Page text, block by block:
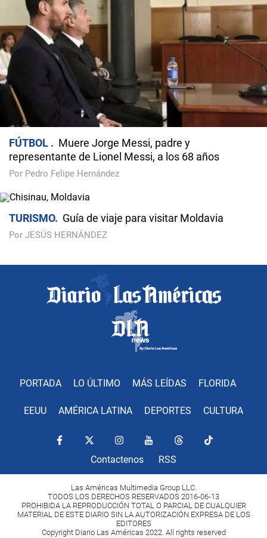
FÚTBOL
Muere Jorge Messi, padre y
representante de Lionel Messi, a los 68 años
Por Pedro Felipe Hernández
TURISMO Guía de viaje para visitar Moldavia
Por JESÚS HERNÁNDEZ
PORTADA LO ÚLTIMO MÁS LEÍDAS FLORIDA
EEUU AMÉRICA LATINA DEPORTES CULTURA
Contactenos RSS
Las Américas Multimedia Group LLC.
TODOS LOS DERECHOS RESERVADOS 2016-06-13
PROHIBIDA LA REPRODUCCIÓN TOTAL O PARCIAL DE CUALQUIER
MATERIAL DE ESTE DIARIO SIN LA AUTORIZACIÓN EXPRESA DE LOS
EDITORES
Copyright Diario Las Américas 2022. All rights reserved